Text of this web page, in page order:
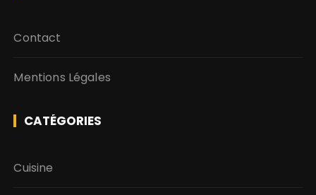
Contact
Mentions Légales
CATÉGORIES
Cuisine